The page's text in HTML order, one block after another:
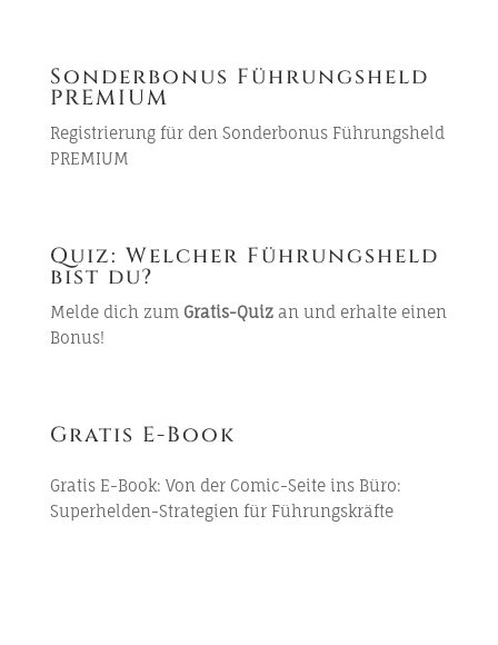
Sonderbonus Führungsheld
PREMIUM
Registrierung für den SonderbonusFührungsheld
PREMIUM
Quiz: Welcher Führungsheld
bist du?
Melde dich zum Gratis-Quizan und erhalte einen
Bonus!
Gratis E-Book
Gratis E-Book: Von der Comic-Seite ins Büro:
Superhelden-Strategien für Führungskräfte